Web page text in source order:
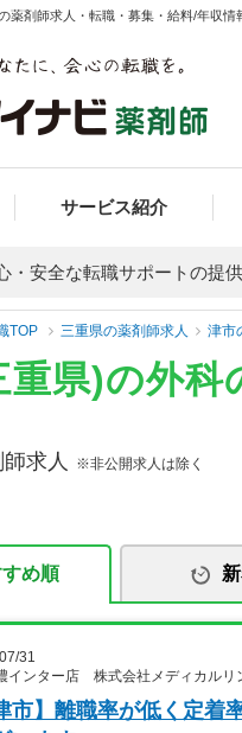
薬剤師求人・転職・募集・給料/年収情
サービス紹介
・安全な転職サポートの提供
TOP 三重県の薬剤師求人 津市
重県)の外科
求人 ※非公開求人は除く
め順
31
インター店 株式会社メディカルリ
市】離職率が低く定